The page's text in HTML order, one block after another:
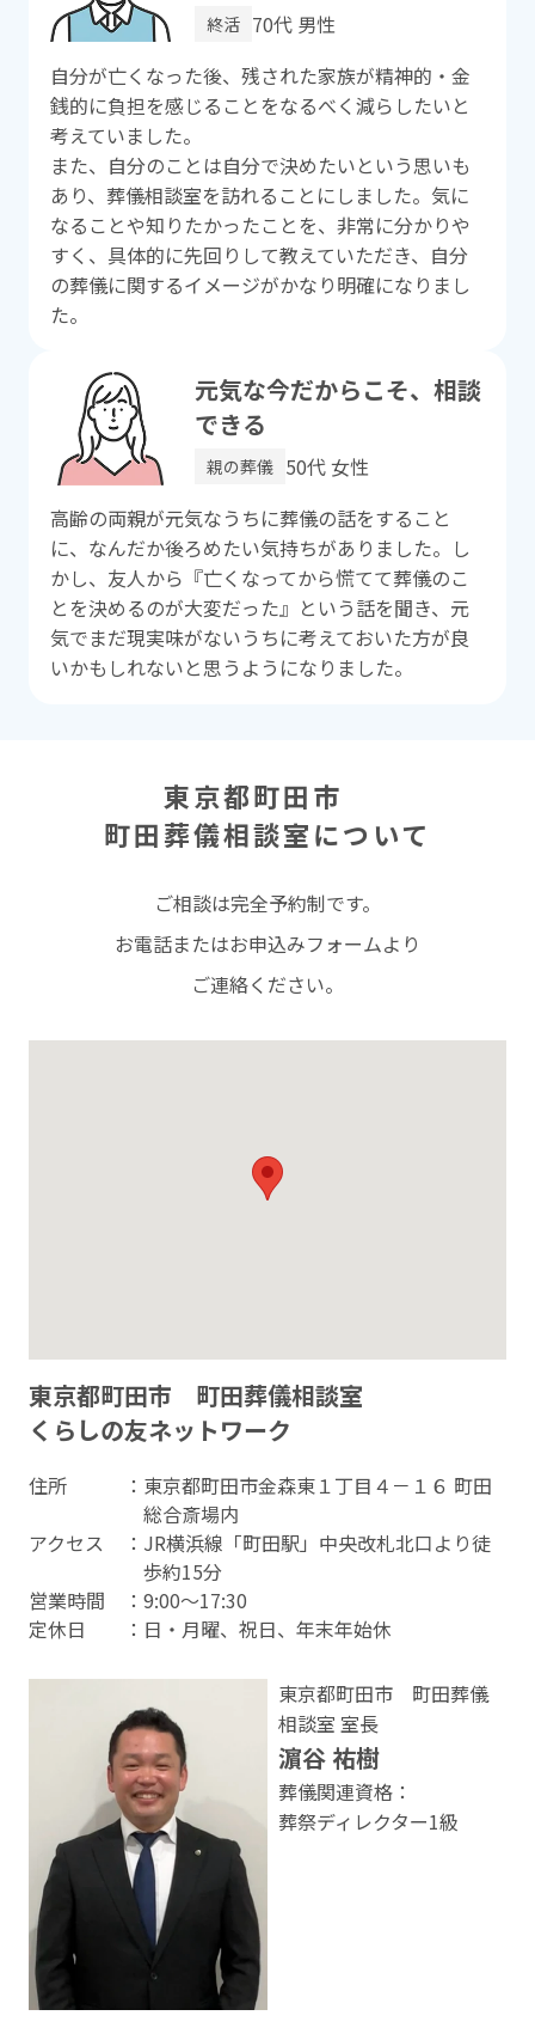
終活 70代 男性
⾃分が亡くなった後、残された家族が精神的・⾦
銭的に負担を感じることをなるべく減らしたいと
考えていました。
また、⾃分のことは⾃分で決めたいという思いも
あり、葬儀相談室を訪れることにしました。気に
なることや知りたかったことを、⾮常に分かりや
すく、具体的に先回りして教えていただき、⾃分
の葬儀に関するイメージがかなり明確になりまし
た。
元気な今だからこそ、相談
できる
親の葬儀 50代 女性
⾼齢の両親が元気なうちに葬儀の話をすること
に、なんだか後ろめたい気持ちがありました。し
かし、友⼈から『亡くなってから慌てて葬儀のこ
とを決めるのが⼤変だった』という話を聞き、元
気でまだ現実味がないうちに考えておいた⽅が良
いかもしれないと思うようになりました。
東京都町田市
町田葬儀相談室について
ご相談は完全予約制です。
お電話またはお申込みフォームより
ご連絡ください。
東京都町田市 町田葬儀相談室
くらしの友ネットワーク
住所
：東京都町田市金森東１丁目４－１６ 町田
総合斎場内
アクセス
：JR横浜線「町田駅」中央改札北口より徒
歩約15分
営業時間
：9:00〜17:30
定休⽇
：日・月曜、祝日、年末年始休
東京都町田市 町田葬儀
相談室 室⻑
濵谷 祐樹
葬儀関連資格：
葬祭ディレクター1級